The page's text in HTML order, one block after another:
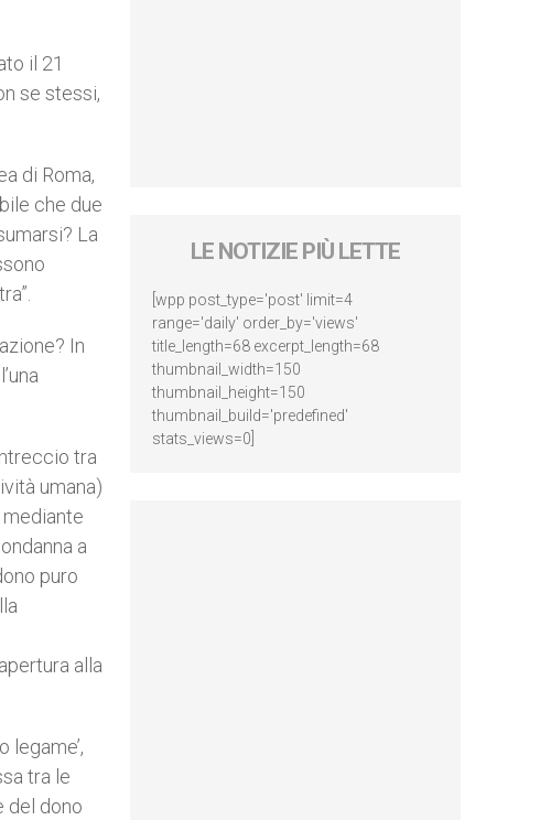
il 21
se stessi,
di Roma,
che due
La
In
tra
umana)
a
puro
alla
legame’,
tra le
del dono
LE NOTIZIE PIÙ LETTE
[wpp post_type='post' limit=4
range='daily' order_by='views'
title_length=68 excerpt_length=68
thumbnail_width=150
thumbnail_height=150
thumbnail_build='predefined'
stats_views=0]